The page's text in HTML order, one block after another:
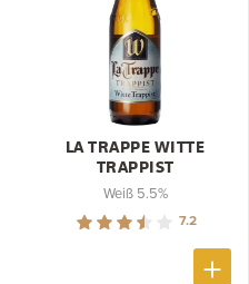
LA TRAPPE WITTE
TRAPPIST
Weiß 5.5%
7.2